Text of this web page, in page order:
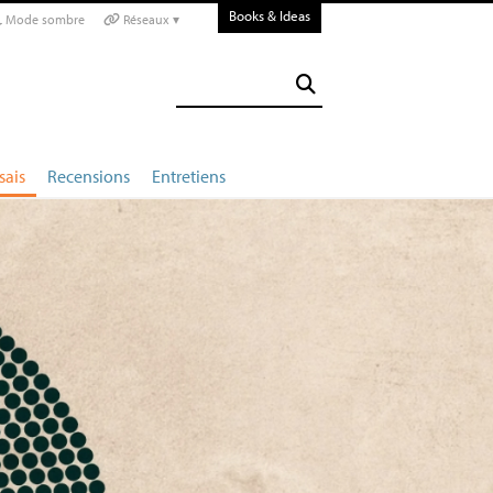
Mode sombre Réseaux ▾ Books & Ideas
Recensions Entretiens